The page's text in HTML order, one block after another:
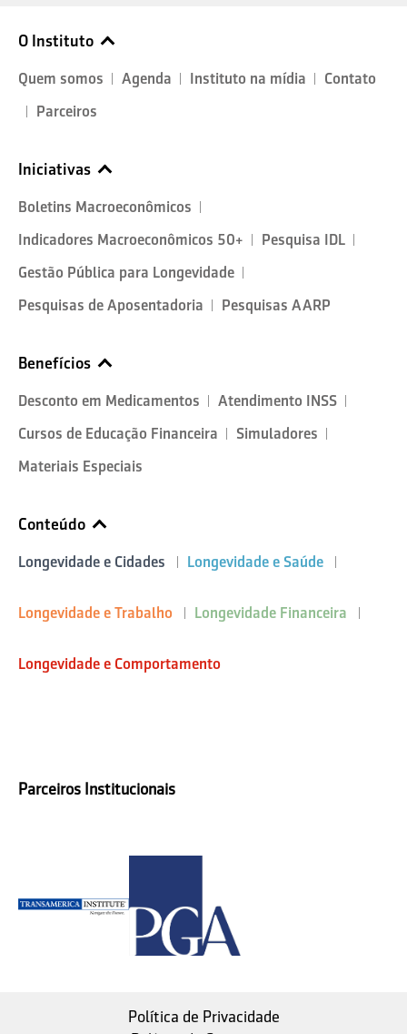
O Instituto
Quem somos Agenda Instituto na mídia
Contato
Parceiros
Iniciativas
Boletins Macroeconômicos
Indicadores Macroeconômicos 50+
Pesquisa IDL
Gestão Pública para Longevidade
Pesquisas de Aposentadoria
Pesquisas AARP
Benefícios
Desconto em Medicamentos
Atendimento INSS
Cursos de Educação Financeira
Simuladores
Materiais Especiais
Conteúdo
Longevidade e Cidades Longevidade e Saúde
Longevidade e Trabalho Longevidade Financeira
Longevidade e Comportamento
Parceiros Institucionais
Política de Privacidade